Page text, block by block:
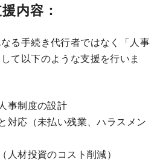
内容：
る手続き代行者ではなく「人事
て以下のような支援を行いま
事制度の設計
対応（未払い残業、ハラスメン
人材投資のコスト削減）